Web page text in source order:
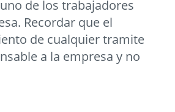
de los trabajadores
Recordar que el
de cualquier tramite
a la empresa y no